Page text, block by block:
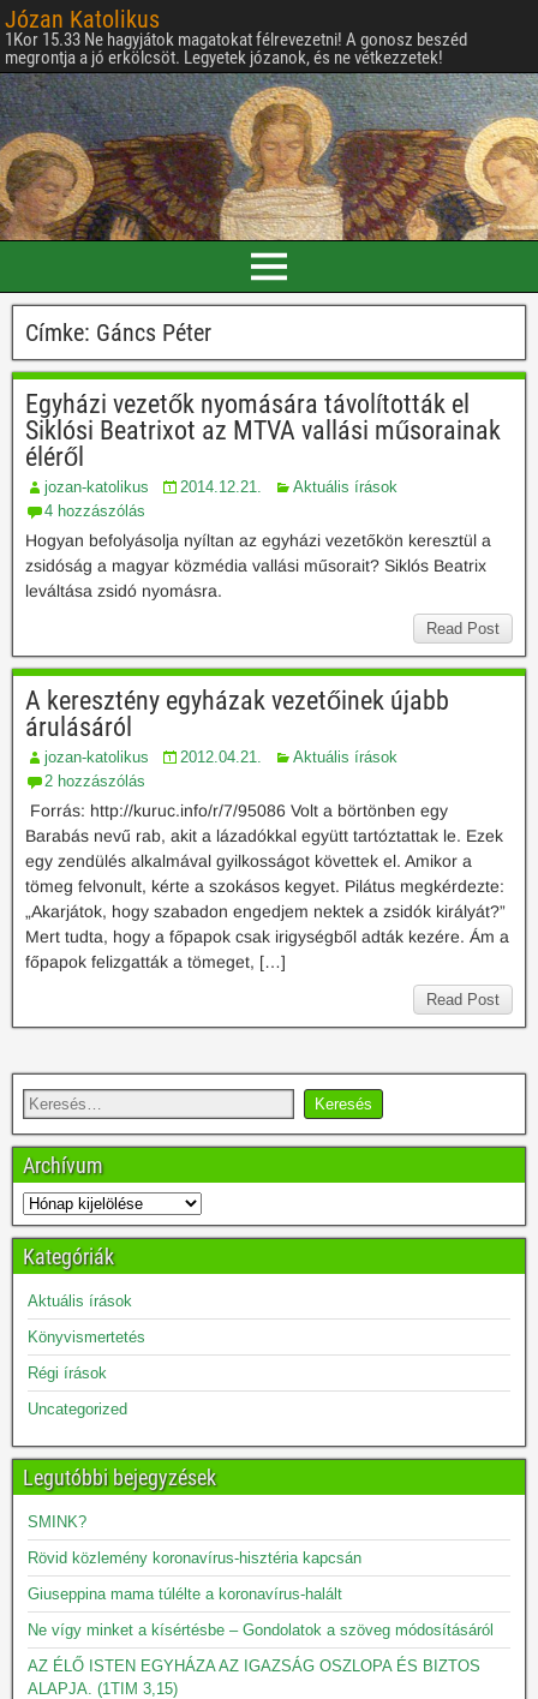
Józan Katolikus
1Kor 15.33 Ne hagyjátok magatokat félrevezetni! A gonosz beszéd
megrontja a jó erkölcsöt. Legyetek józanok, és ne vétkezzetek!
Címke: Gáncs Péter
Egyházi vezetők nyomására távolították el
Siklósi Beatrixot az MTVA vallási műsorainak
éléről
jozan-katolikus 2014.12.21.
Aktuális írások
4 hozzászólás
Hogyan befolyásolja nyíltan az egyházi vezetőkön keresztül a
zsidóság a magyar közmédia vallási műsorait? Siklós Beatrix
leváltása zsidó nyomásra.
Read Post
A keresztény egyházak vezetőinek újabb
árulásáról
jozan-katolikus 2012.04.21.
Aktuális írások
2 hozzászólás
Forrás: http://kuruc.info/r/7/95086 Volt a börtönben egy
Barabás nevű rab, akit a lázadókkal együtt tartóztattak le. Ezek
egy zendülés alkalmával gyilkosságot követtek el. Amikor a
tömeg felvonult, kérte a szokásos kegyet. Pilátus megkérdezte:
„Akarjátok, hogy szabadon engedjem nektek a zsidók királyát?”
Mert tudta, hogy a főpapok csak irigységből adták kezére. Ám a
főpapok felizgatták a tömeget, […]
Read Post
Archívum
Kategóriák
Aktuális írások
Könyvismertetés
Régi írások
Uncategorized
Legutóbbi bejegyzések
SMINK?
Rövid közlemény koronavírus-hisztéria kapcsán
Giuseppina mama túlélte a koronavírus-halált
Ne vígy minket a kísértésbe – Gondolatok a szöveg módosításáról
AZ ÉLŐ ISTEN EGYHÁZA AZ IGAZSÁG OSZLOPA ÉS BIZTOS
ALAPJA. (1TIM 3,15)